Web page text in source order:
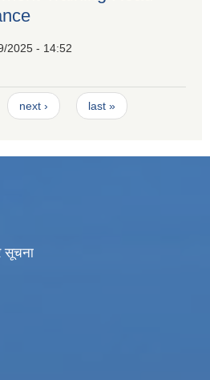
2025 - 14:52
next › last »
सूचना